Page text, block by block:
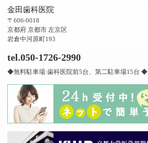
金田歯科医院
〒606-0018
京都府 京都市 左京区
岩倉中河原町193
tel.050-1726-2990
◆無料駐車場:歯科医院前5台、第二駐車場15台 ◆